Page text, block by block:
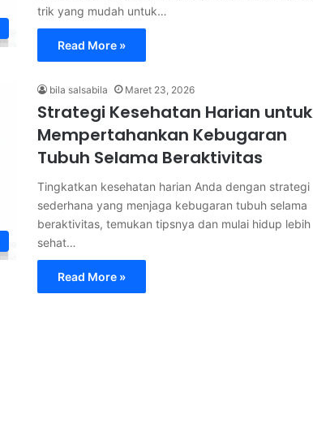
trik yang mudah untuk…
Read More »
bila salsabila Maret 23, 2026
Strategi Kesehatan Harian untuk
Mempertahankan Kebugaran
Tubuh Selama Beraktivitas
Tingkatkan kesehatan harian Anda dengan strategi
sederhana yang menjaga kebugaran tubuh selama
beraktivitas, temukan tipsnya dan mulai hidup lebih
sehat…
Read More »